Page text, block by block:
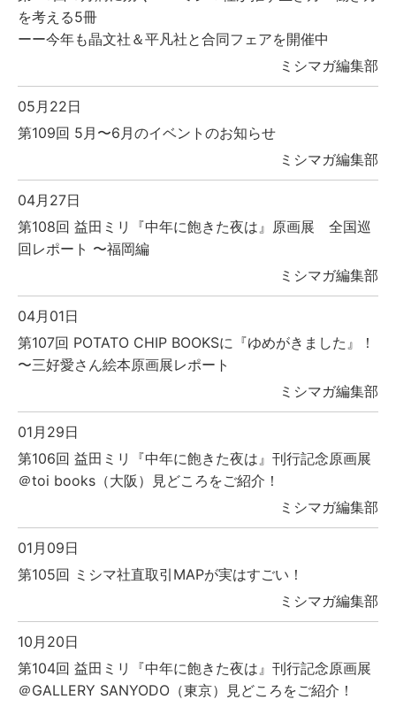
を考える5冊
ーー今年も晶文社＆平凡社と合同フェアを開催中
ミシマガ編集部
05月22日
第109回 5月〜6月のイベントのお知らせ
ミシマガ編集部
04月27日
第108回 益田ミリ『中年に飽きた夜は』原画展 全国巡
回レポート 〜福岡編
ミシマガ編集部
04月01日
第107回 POTATO CHIP BOOKSに『ゆめがきました』！
〜三好愛さん絵本原画展レポート
ミシマガ編集部
01月29日
第106回 益田ミリ『中年に飽きた夜は』刊行記念原画展
＠toi books（大阪）見どころをご紹介！
ミシマガ編集部
01月09日
第105回 ミシマ社直取引MAPが実はすごい！
ミシマガ編集部
10月20日
第104回 益田ミリ『中年に飽きた夜は』刊行記念原画展
＠GALLERY SANYODO（東京）見どころをご紹介！